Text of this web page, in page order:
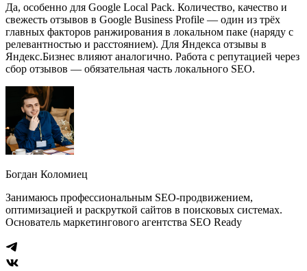
Да, особенно для Google Local Pack. Количество, качество и
свежесть отзывов в Google Business Profile — один из трёх
главных факторов ранжирования в локальном паке (наряду с
релевантностью и расстоянием). Для Яндекса отзывы в
Яндекс.Бизнес влияют аналогично. Работа с репутацией через
сбор отзывов — обязательная часть локального SEO.
Богдан Коломиец
Занимаюсь профессиональным SEO-продвижением,
оптимизацией и раскруткой сайтов в поисковых системах.
Основатель маркетингового агентства SEO Ready